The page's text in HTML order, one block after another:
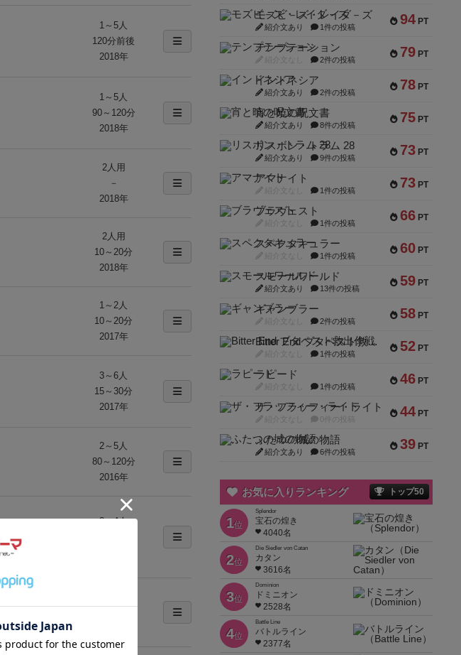
1～5人
120分前後
2018年
1～5人
90～120分
2018年
2人用
－
2018年
2人用
10～20分
2018年
1～2人
10～20分
2017年
3～6人
15～30分
2017年
2～5人
80～120分
2016年
3～4人
94 PT
モズビ－ズ・レイダ－ズ
紹介文あり 1件の投稿
79 PT
テンプテーション
紹介文なし 2件の投稿
78 PT
インドネシア
紹介文あり 2件の投稿
75 PT
宵と暁の呪文書
紹介文あり 8件の投稿
73 PT
リスボン・トラム 28
紹介文あり 9件の投稿
73 PT
アマナイト
紹介文なし 1件の投稿
66 PT
ブラヴェスト
紹介文なし 1件の投稿
60 PT
スペクタキュラー
紹介文なし 1件の投稿
59 PT
スモールワールド
紹介文あり 13件の投稿
58 PT
ギャンブラー
紹介文なし 2件の投稿
52 PT
Bitter End ブタペスト救出作戦
紹介文なし 1件の投稿
46 PT
ラピード
紹介文なし 1件の投稿
44 PT
ザ・フラッフィー・ライト
紹介文なし 0件の投稿
39 PT
ふたつの城の物語
紹介文あり 6件の投稿
お気に入りランキング トップ50
1位
Splendor
宝石の煌き
4040名
2位
Die Siedler von Catan
カタン
3616名
3位
Dominion
ドミニオン
2528名
4位
Battle Line
バトルライン
2377名